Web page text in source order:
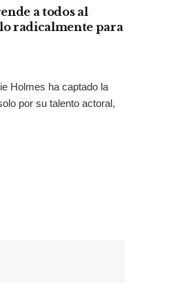
a todos al
radicalmente para
Holmes ha captado la
por su talento actoral,